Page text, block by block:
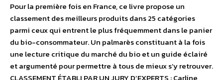
Pour la première fois en France, ce livre propose un
classement des meilleurs produits dans 25 catégories
parmi ceux qui entrent le plus fréquemment dans le panier
du bio-consommateur. Un palmarès constituant à la fois
une lecture critique du marché du bio et un guide éclairé
et argumenté pour permettre à tous de mieux s’y retrouver.